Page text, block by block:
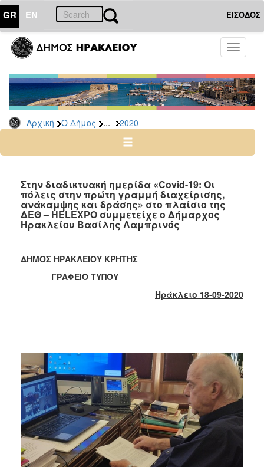
GR EN ΕΙΣΟΔΟΣ
Toggle
Αρχική Ο Δήμος ... 2020
ΔΗΜΟΣ
Δελτία
Τύπου
Αρχείο
2026
2024
2022
2021
2020
2018
2017
2012
2011
2010
2006
Στην διαδικτυακή ημερίδα «Covid-19: Οι
πόλεις στην πρώτη γραμμή διαχείρισης,
ανάκαμψης και δράσης» στο πλαίσιο της
ΔΕΘ – HELEXPO συμμετείχε ο Δήμαρχος
Ηρακλείου Βασίλης Λαμπρινός
ΔΗΜΟΣ ΗΡΑΚΛΕΙΟΥ ΚΡΗΤΗΣ
ΓΡΑΦΕΙΟ ΤΥΠΟΥ
Ηράκλειο 18-09-2020